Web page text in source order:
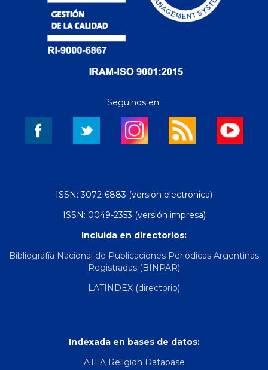
Seguinos en:
ISSN: 3072-6883 (versión electrónica)
ISSN: 0049-2353 (versión impresa)
Incluida en directorios:
Bibliografía Nacional de Publicaciones Periódicas Argentinas
Registradas (BINPAR)
LATINDEX (directorio)
Indexada en bases de datos:
ATLA Religion Database